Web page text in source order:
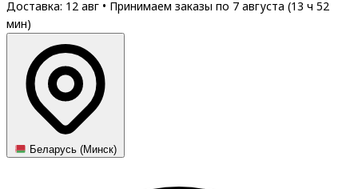
Доставка: 12 авг • Принимаем заказы по 7 августа (13 ч 52
мин)
Беларусь (Минск)